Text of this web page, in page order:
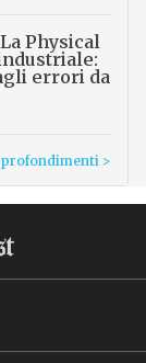
Physical
errori da
>